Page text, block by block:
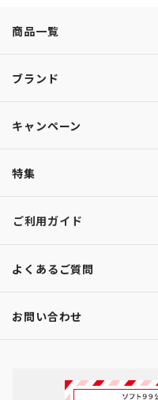
商品一覧
ブランド
キャンペーン
特集
ご利用ガイド
よくあるご質問
お問い合わせ